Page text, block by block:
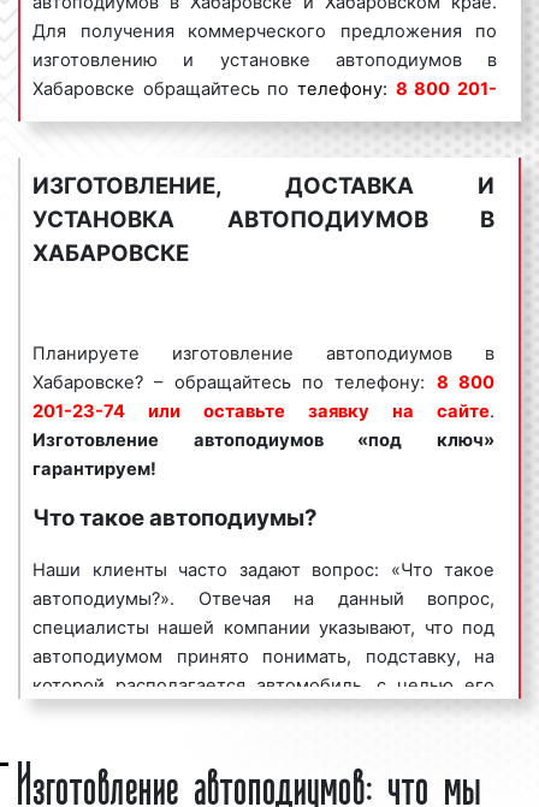
Для получения коммерческого предложения по
изготовлению и установке автоподиумов в
Хабаровске обращайтесь по телефону: 8 800 201-
23-74 или оставьте заявку на сайте.Изготовление
Автоподиумы пользуются большим спросом
среди
представителей бизнеса. Востребованность
данного вида рекламы объясняется целым рядом
популяризация бренда компании, товаров
и услуг;
привлечение новых клиентов и
покупателей;
сообщение о проводимых акциях и
вывод на рынок новой продукции или
Автоподиумы являются эффективным средством
для рекламирования транспортных средств с
целью увеличения потока клиентов и повышения
процента продаж. Многие клиенты нашего
при этом высоких результатов в продвижении
ИЗГОТОВЛЕНИЕ, ДОСТАВКА И
УСТАНОВКА АВТОПОДИУМОВ В
ХАБАРОВСКЕ
Планируете изготовление автоподиумов в
Хабаровске? – обращайтесь по телефону: 8 800
201-23-74 или оставьте заявку на сайте.
Изготовление автоподиумов «под ключ»
гарантируем!
Что такое автоподиумы?
Наши клиенты часто задают вопрос: «Что такое
автоподиумы?». Отвечая на данный вопрос,
специалисты нашей компании указывают, что под
автоподиумом принято понимать, подставку, на
которой располагается автомобиль, с целью его
рекламирования потенциальным заказчикам и
Приме автоподиума представлен на фото:
Изготовление автоподиумов: что мы